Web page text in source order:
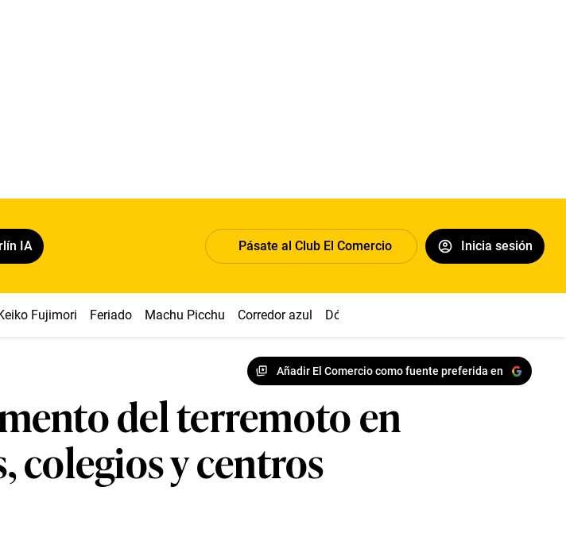
IA Pásate al Club El Comercio Inicia sesión
Fujimori Feriado Machu Picchu Corredor azul Dólar
Añadir El Comercio como fuente preferida en
del terremoto en
colegios y centros